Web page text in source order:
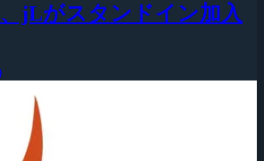
jLがスタンドイン加入